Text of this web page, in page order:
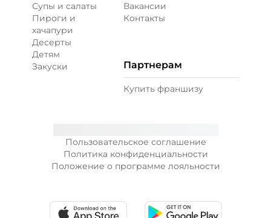
Пользовательское соглашение
Политика конфиденциальности
Положение о программе лояльности
Супы и салаты
Пироги и
хачапури
Десерты
Детям
Закуски
Вакансии
Контакты
Партнерам
Купить франшизу